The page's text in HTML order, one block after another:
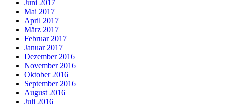
Juni 2017
Mai 2017
April 2017
März 2017
Februar 2017
Januar 2017
Dezember 2016
November 2016
Oktober 2016
September 2016
August 2016
Juli 2016